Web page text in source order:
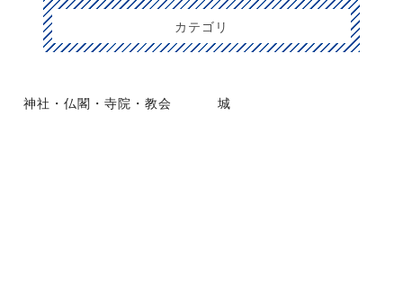
カテゴリ
神社・仏閣・寺院・教会 城